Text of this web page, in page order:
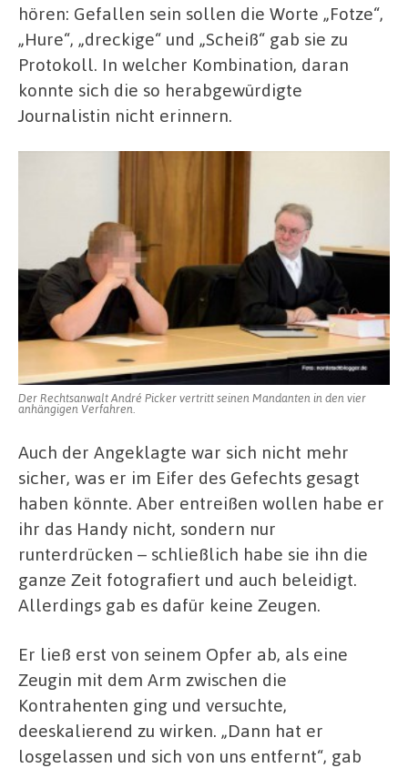
hören: Gefallen sein sollen die Worte „Fotze“,
„Hure“, „dreckige“ und „Scheiß“ gab sie zu
Protokoll. In welcher Kombination, daran
konnte sich die so herabgewürdigte
Journalistin nicht erinnern.
Der Rechtsanwalt André Picker vertritt seinen Mandanten in den vier
anhängigen Verfahren.
Auch der Angeklagte war sich nicht mehr
sicher, was er im Eifer des Gefechts gesagt
haben könnte. Aber entreißen wollen habe er
ihr das Handy nicht, sondern nur
runterdrücken – schließlich habe sie ihn die
ganze Zeit fotografiert und auch beleidigt.
Allerdings gab es dafür keine Zeugen.
Er ließ erst von seinem Opfer ab, als eine
Zeugin mit dem Arm zwischen die
Kontrahenten ging und versuchte,
deeskalierend zu wirken. „Dann hat er
losgelassen und sich von uns entfernt“, gab